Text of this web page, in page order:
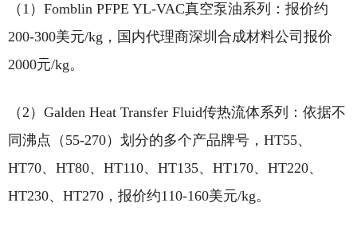
（1）Fomblin PFPE YL-VAC真空泵油系列：报价约
200-300美元/kg，国内代理商深圳合成材料公司报价
2000元/kg。
（2）Galden Heat Transfer Fluid传热流体系列：依据不
同沸点（55-270）划分的多个产品牌号，HT55、
HT70、HT80、HT110、HT135、HT170、HT220、
HT230、HT270，报价约110-160美元/kg。